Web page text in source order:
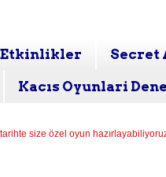
Etkinlikler Secret
Kacıs Oyunlari
size özel oyun